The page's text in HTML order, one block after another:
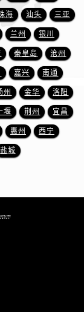
山东省枣庄市滕州市北辛路与善国路交叉口萧邦售后服务中心（需提前预约）
山东省淄博市张店区金晶大道萧邦售后服务中心（需提前预约）
上海市黄浦区南京东路299号宏伊国际广场写字楼8层806室萧邦售后服务中心（需提前预约）
上海市徐汇区虹桥路3号港汇中心2座37层3705室萧邦售后服务中心（需提前预约）
浙江省杭州市上城区钱江路1366号华润大厦A座5层503-5室萧邦售后服务中心（需提前预约）
浙江省湖州市吴兴区劳动路萧邦售后服务中心（需提前预约）
浙江省嘉兴市南湖区广益路705号嘉兴世界贸易中心A座13层1304室萧邦售后服务中心（需提前预约）
浙江省金华市金东区东市南街777号金华万达广场4号楼22楼2209室萧邦售后服务中心（需提前预约）
浙江省丽水市莲都区解放街萧邦售后服务中心（需提前预约）
海 汕头 三亚
兰州 银川
秦皇岛 沧州
嘉兴 南通
州 金华 洛阳
堰 荆州 宜昌
惠州 西宁
盐城